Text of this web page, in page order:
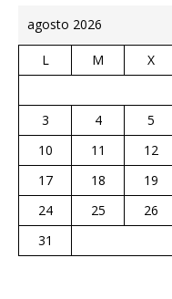
agosto 2026
L M X
3
4 5
10
11 12
17
18 19
24
25 26
31